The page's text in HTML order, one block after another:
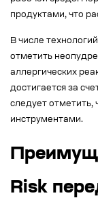
продуктами, что
В числе
отметить
аллергических
достигается за
следует отметить,
инструментами.
Risk